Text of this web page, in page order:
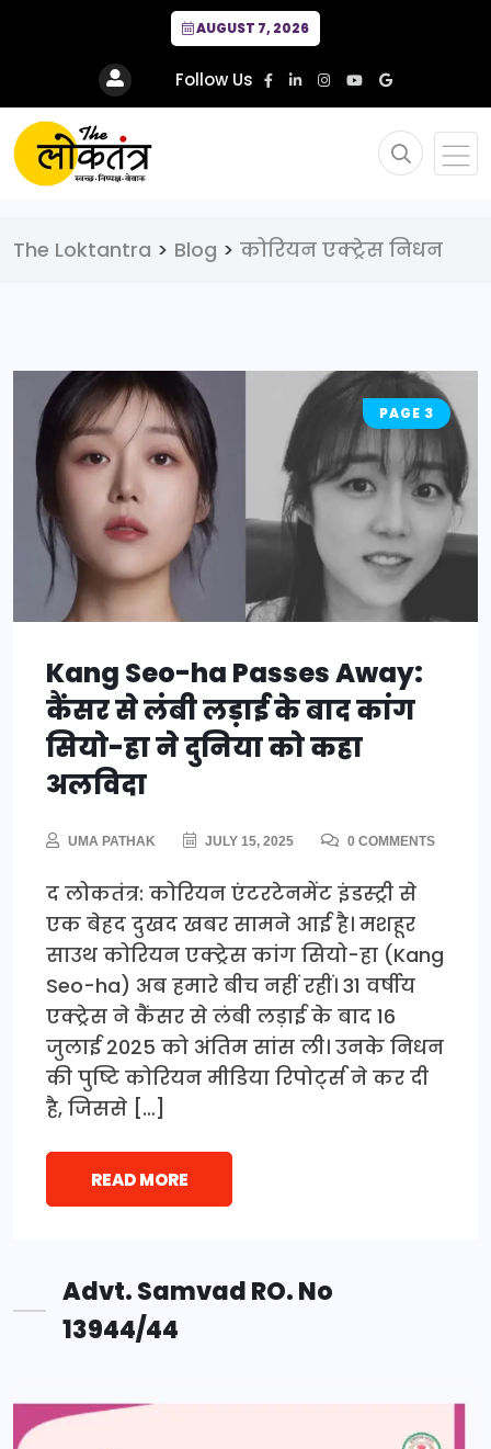
AUGUST 7, 2026
Follow Us
The Loktantra > Blog > कोरियन एक्ट्रेस निधन
PAGE 3
Kang Seo-ha Passes Away:
कैंसर से लंबी लड़ाई के बाद कांग
सियो-हा ने दुनिया को कहा
अलविदा
UMA PATHAK JULY 15, 2025 0 COMMENTS
द लोकतंत्र: कोरियन एंटरटेनमेंट इंडस्ट्री से
एक बेहद दुखद खबर सामने आई है। मशहूर
साउथ कोरियन एक्ट्रेस कांग सियो-हा (Kang
Seo-ha) अब हमारे बीच नहीं रहीं। 31 वर्षीय
एक्ट्रेस ने कैंसर से लंबी लड़ाई के बाद 16
जुलाई 2025 को अंतिम सांस ली। उनके निधन
की पुष्टि कोरियन मीडिया रिपोर्ट्स ने कर दी
है, जिससे […]
READ MORE
Advt. Samvad RO. No
13944/44